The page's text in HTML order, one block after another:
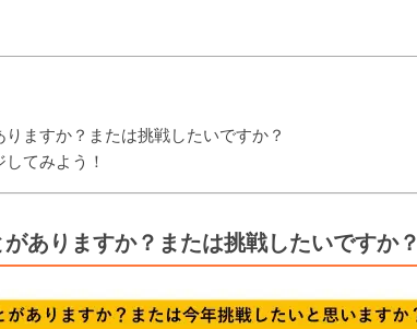
ますか？または挑戦したいですか？
てみよう！
ありますか？または挑戦したいですか？